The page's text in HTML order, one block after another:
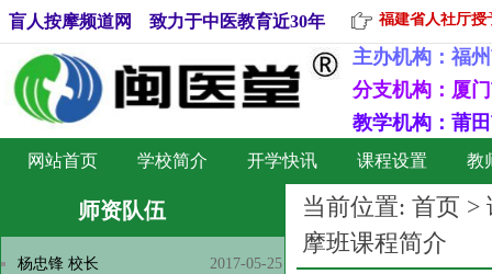
网站首页 学校简介 开学快讯 课程设置 教
盲人按摩频道网 致力于中医教育近30年 福建省人社厅授
主办机构： 福
分支机构：厦
教学机构：莆
师资队伍
2017-05-25
杨忠锋 校长
当前位置: 首页 >
摩班课程简介